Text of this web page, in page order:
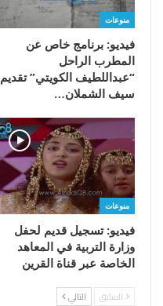
منوعات
فيديو: برنامج خاص عن
المطرب الراحل
“عبداللطيف الكويتي” تقديم
سيف الشملان…
منوعات
فيديو: تسجيل قديم لحفل
وزارة التربية في المعاهد
الخاصة عبر قناة القرين
السابق التالي